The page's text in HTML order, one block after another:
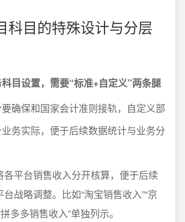
科目的特殊设计与分层
目设置，需要“标准+自定义”两条腿
确保和国家会计准则接轨，自定义部
务实际，便于后续数据统计与业务分
各平台销售收入分开核算，便于后续
战略调整。比如“淘宝销售收入”“京
多多销售收入”单独列示。